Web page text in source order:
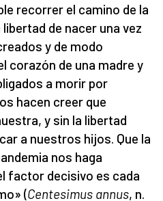
recorrer el camino de la
de nacer una vez
y de modo
corazón de una madre y
a morir por
hacen creer que
y sin la libertad
a nuestros hijos. Que la
nos haga
factor decisivo es cada
(Centesimus annus, n.